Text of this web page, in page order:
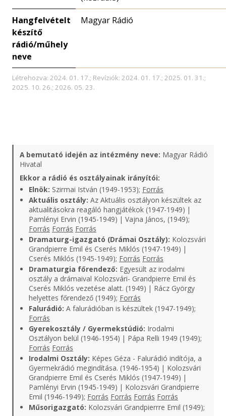
Hangfelvételt
készítő
rádió/műhely
neve
Magyar Rádió
Létrehozva: 2024. 01. 17.; Revíziók: 2024. 01. 17.; 2025. 01. 31.;
2025. 10. 26.; 2026. 05. 23.
A bemutató idején az intézmény neve: Magyar Rádió
Hivatal
Ekkor a rádió és osztályainak irányítói:
Elnök: Szirmai István (1949-1953); Forrás
Aktuális osztály: Az Aktuális osztályon készültek az
aktualitásokra reagáló hangjátékok (1947-1949) |
Pamlényi Ervin (1945-1949) | Vajna János, (1949);
Forrás Forrás Forrás
Dramaturg-igazgató (Drámai Osztály): Kolozsvári
Grandpierre Emil és Cserés Miklós (1947-1949) |
Cserés Miklós (1945-1949); Forrás Forrás
Dramaturgia főrendező: Egyesült az irodalmi
osztály a drámaival Kolozsvári- Grandpierre Emil és
Cserés Miklós vezetése alatt. (1949) | Rácz György
helyettes főrendező (1949); Forrás
Falurádió: A falurádióban is készültek (1947-1949);
Forrás
Gyerekosztály / Gyermekstúdió: Irodalmi
Osztályon belül (1946-1954) | Pápa Relli 1949 (1949);
Forrás Forrás
Irodalmi Osztály: Képes Géza - Falurádió indítója, a
Gyermekrádió megindítása. (1946-1954) | Kolozsvári
Grandpierre Emil és Cserés Miklós (1947-1949) |
Pamlényi Ervin (1945-1949) | Kolozsvári Grandpierre
Emil (1946-1949); Forrás Forrás Forrás Forrás
Műsorigazgató: Kolozsvári Grandpierrre Emil (1949);